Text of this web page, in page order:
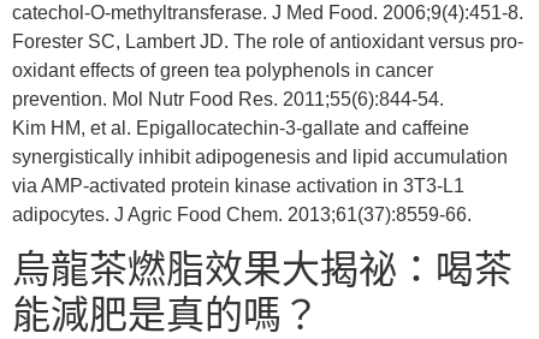
catechol-O-methyltransferase. J Med Food. 2006;9(4):451-8.
Forester SC, Lambert JD. The role of antioxidant versus pro-
oxidant effects of green tea polyphenols in cancer
prevention. Mol Nutr Food Res. 2011;55(6):844-54.
Kim HM, et al. Epigallocatechin-3-gallate and caffeine
synergistically inhibit adipogenesis and lipid accumulation
via AMP-activated protein kinase activation in 3T3-L1
adipocytes. J Agric Food Chem. 2013;61(37):8559-66.
烏龍茶燃脂效果大揭祕：喝茶
能減肥是真的嗎？